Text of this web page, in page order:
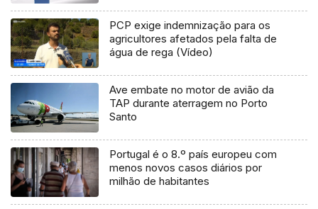
PCP exige indemnização para os
agricultores afetados pela falta de
água de rega (Vídeo)
Ave embate no motor de avião da
TAP durante aterragem no Porto
Santo
Portugal é o 8.º país europeu com
menos novos casos diários por
milhão de habitantes